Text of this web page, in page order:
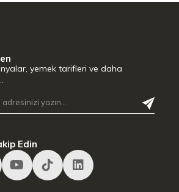
yemek tarifleri ve daha
Edin